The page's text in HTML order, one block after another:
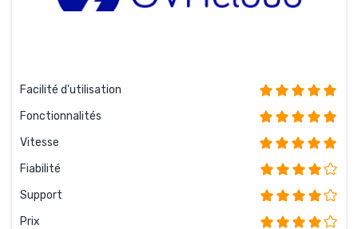
Facilité d'utilisation
Fonctionnalités
Vitesse
Fiabilité
Support
Prix